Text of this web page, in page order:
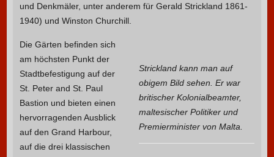
und Denkmäler, unter anderem für Gerald Strickland 1861-
1940) und Winston Churchill.
Strickland kann man auf
obigem Bild sehen. Er war
britischer Kolonialbeamter,
maltesischer Politiker und
Premierminister von Malta.
Die Gärten befinden sich
am höchsten Punkt der
Stadtbefestigung auf der
St. Peter and St. Paul
Bastion und bieten einen
hervorragenden Ausblick
auf den Grand Harbour,
auf die drei klassischen